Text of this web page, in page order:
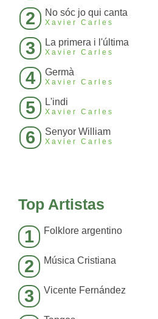
2 No sóc jo qui canta
Xavier Carles
3 La primera i l'última
Xavier Carles
4 Germà
Xavier Carles
5 L'indi
Xavier Carles
6 Senyor William
Xavier Carles
Top Artistas
1 Folklore argentino
2 Música Cristiana
3 Vicente Fernández